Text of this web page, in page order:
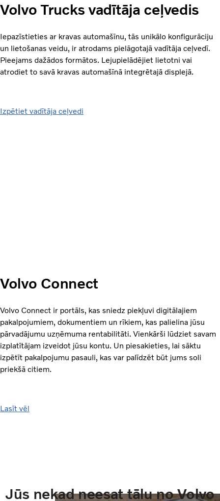
Volvo Trucks vadītāja ceļvedis
Iepazīstieties ar kravas automašīnu, tās unikālo konfigurāciju
un lietošanas veidu, ir atrodams pielāgotajā vadītāja ceļvedī.
Pieejams dažādos formātos. Lejupielādējiet lietotni vai
atrodiet to savā kravas automašīnā integrētajā displejā.
Izpētiet vadītāja ceļvedi
Volvo Connect
Volvo Connect ir portāls, kas sniedz piekļuvi digitālajiem
pakalpojumiem, dokumentiem un rīkiem, kas palielina jūsu
pārvadājumu uzņēmuma rentabilitāti. Vienkārši lūdziet savam
izplatītājam izveidot jūsu kontu. Un piesakieties, lai sāktu
izpētīt pakalpojumu pasauli, kas var palīdzēt būt jums soli
priekšā citiem.
Lasīt vēl
Jūs nekad neesat tālu no Volvo